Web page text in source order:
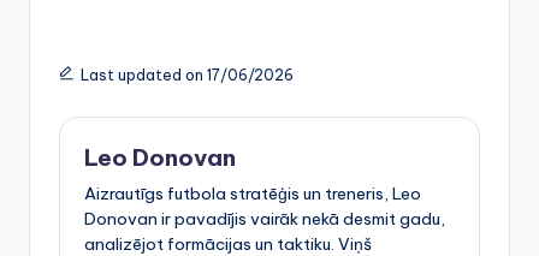
Last updated on 17/06/2026
Leo Donovan
Aizrautīgs futbola stratēģis un treneris, Leo
Donovan ir pavadījis vairāk nekā desmit gadu,
analizējot formācijas un taktiku. Viņš